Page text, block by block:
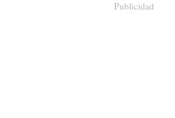
Publicidad